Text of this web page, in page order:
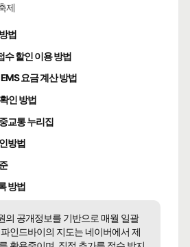
제
법
할인 이용 방법
요금 계산 방법
인 방법
교통 누리집
방법
방법
의 공개정보를 기반으로 매월 일괄
인드바이의 지도는 네이버에서 제